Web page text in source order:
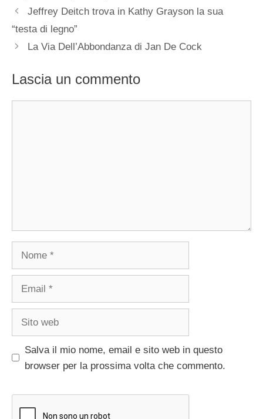
Jeffrey Deitch trova in Kathy Grayson la sua
“testa di legno”
La Via Dell’Abbondanza di Jan De Cock
Lascia un commento
Salva il mio nome, email e sito web in questo
browser per la prossima volta che commento.